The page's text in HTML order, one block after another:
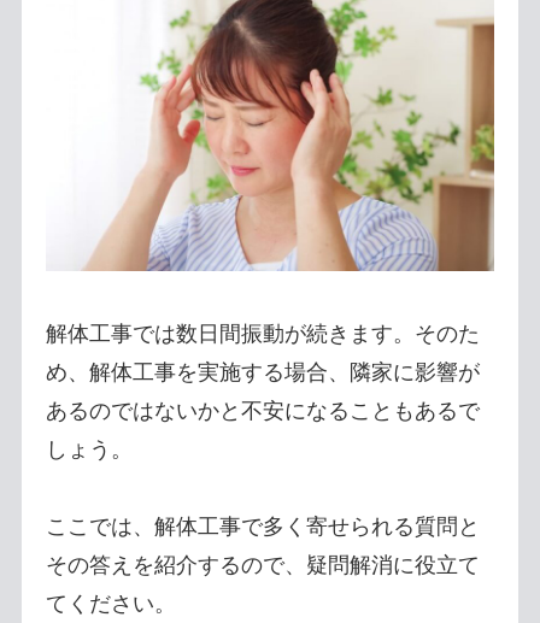
解体工事では数日間振動が続きます。そのた
め、解体工事を実施する場合、隣家に影響が
あるのではないかと不安になることもあるで
しょう。
ここでは、解体工事で多く寄せられる質問と
その答えを紹介するので、疑問解消に役立て
てください。